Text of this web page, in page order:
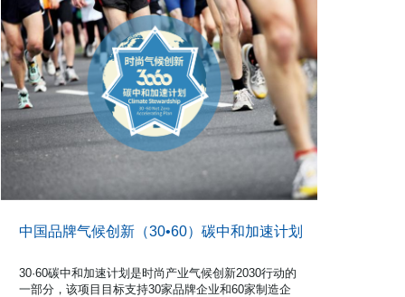
中国品牌气候创新（30•60）碳中和加速计划
30·60碳中和加速计划是时尚产业气候创新2030行动的
一部分，该项目目标支持30家品牌企业和60家制造企